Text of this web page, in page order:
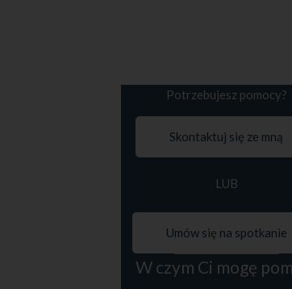
Potrzebujesz pomocy?
Skontaktuj się ze mną
LUB
Umów się na spotkanie
W czym Ci mogę